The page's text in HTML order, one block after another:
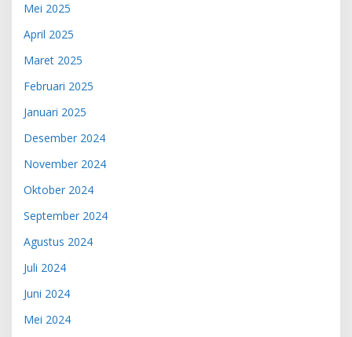
Mei 2025
April 2025
Maret 2025
Februari 2025
Januari 2025
Desember 2024
November 2024
Oktober 2024
September 2024
Agustus 2024
Juli 2024
Juni 2024
Mei 2024